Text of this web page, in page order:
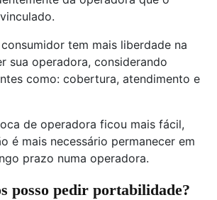
tem mais liberdade na
sua operadora, considerando
como: cobertura, atendimento e
de operadora ficou mais fácil,
é mais necessário permanecer em
prazo numa operadora.
posso pedir portabilidade?